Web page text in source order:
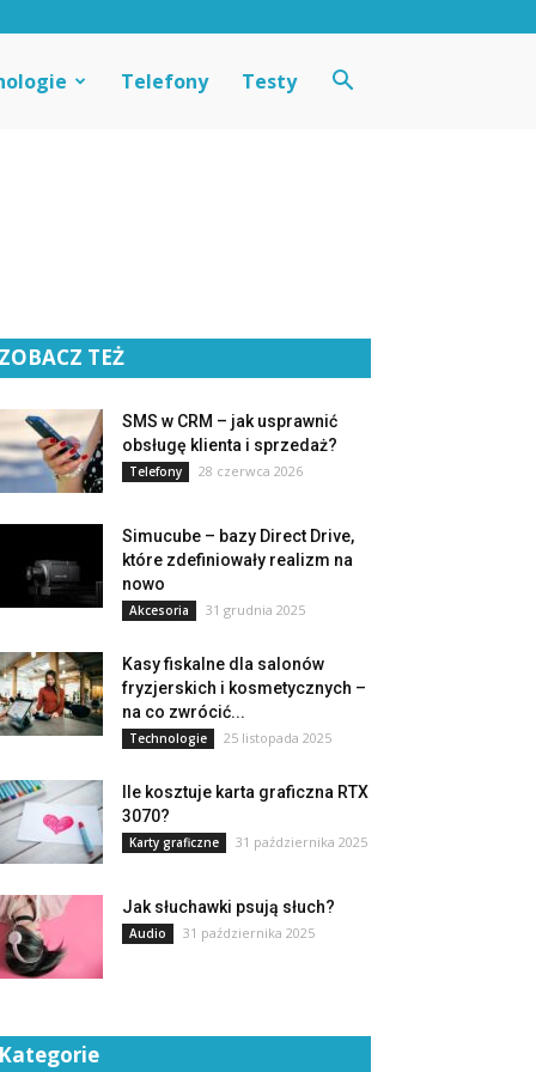
Telefony Testy
ZOBACZ TEŻ
SMS w CRM – jak usprawnić
obsługę klienta i sprzedaż?
Telefony 28 czerwca 2026
Simucube – bazy Direct Drive,
które zdefiniowały realizm na
nowo
Akcesoria 31 grudnia 2025
Kasy fiskalne dla salonów
fryzjerskich i kosmetycznych –
na co zwrócić...
Technologie 25 listopada 2025
Ile kosztuje karta graficzna RTX
3070?
Karty graficzne 31 października 2025
Jak słuchawki psują słuch?
Audio 31 października 2025
Kategorie